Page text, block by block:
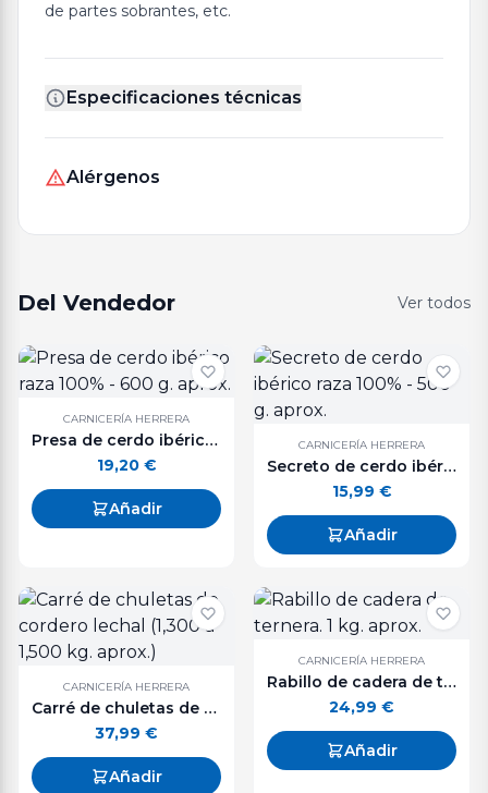
de partes sobrantes, etc.
Especificaciones técnicas
Alérgenos
Del Vendedor Ver todos
CARNICERÍA HERRERA
Presa de cerdo ibérico raza 100% - 600 g. aprox.
19,20 €
Añadir
CARNICERÍA HERRERA
Secreto de cerdo ibérico raza 100% - 500 g. aprox.
15,99 €
Añadir
CARNICERÍA HERRERA
Carré de chuletas de cordero lechal (1,300 a 1,500 kg. aprox.)
37,99 €
Añadir
CARNICERÍA HERRERA
Rabillo de cadera de ternera. 1 kg. aprox.
24,99 €
Añadir